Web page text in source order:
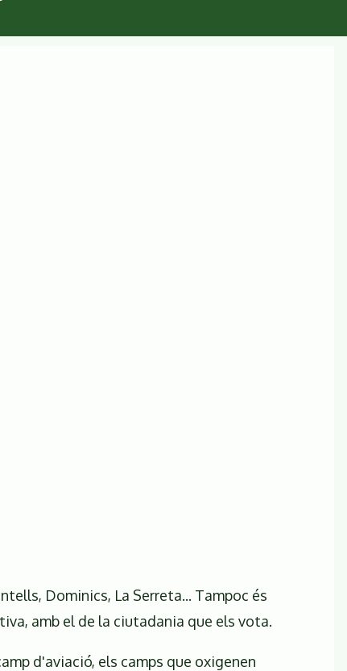
Dominics, La Serreta... Tampoc és
amb el de la ciutadania que els vota.
d'aviació, els camps que oxigenen